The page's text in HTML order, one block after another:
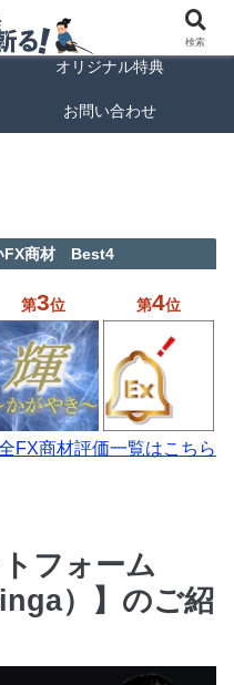
FX手法解説
オリジナル特典
お問い合わせ
FX商材 Best4
第3位 第4位
FX商材評価一覧はこちら
フォーム
）】のご紹
検索